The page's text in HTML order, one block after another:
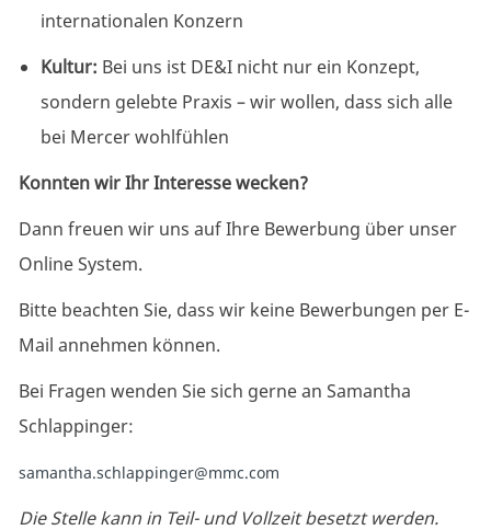
internationalen Konzern
Kultur: Bei uns ist DE&I nicht nur ein Konzept,
sondern gelebte Praxis – wir wollen, dass sich alle
bei Mercer wohlfühlen
Konnten wir Ihr Interesse wecken?
Dann freuen wir uns auf Ihre Bewerbung über unser
Online System.
Bitte beachten Sie, dass wir keine Bewerbungen per E-
Mail annehmen können.
Bei Fragen wenden Sie sich gerne an Samantha
Schlappinger:
samantha.schlappinger@mmc.com
Die Stelle kann in Teil- und Vollzeit besetzt werden.